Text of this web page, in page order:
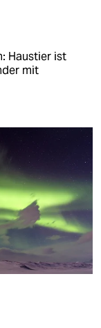
Haustier ist
mit